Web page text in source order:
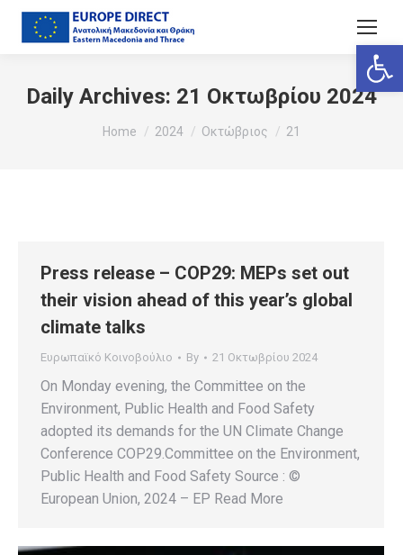
Daily Archives: 21 Οκτωβρίου 2024
You are here:
Home 2024 Οκτώβριος 21
Press release – COP29: MEPs set out
their vision ahead of this year’s global
climate talks
Ευρωπαϊκό Κοινοβούλιο By 21 Οκτωβρίου 2024
On Monday evening, the Committee on the
Environment, Public Health and Food Safety
adopted its demands for the UN Climate Change
Conference COP29.Committee on the Environment,
Public Health and Food Safety Source : ©
European Union, 2024 – EP Read More